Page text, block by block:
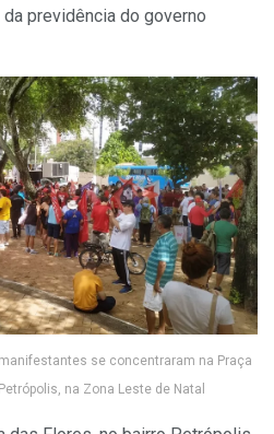
previdência do governo
se concentraram na Praça
na Zona Leste de Natal